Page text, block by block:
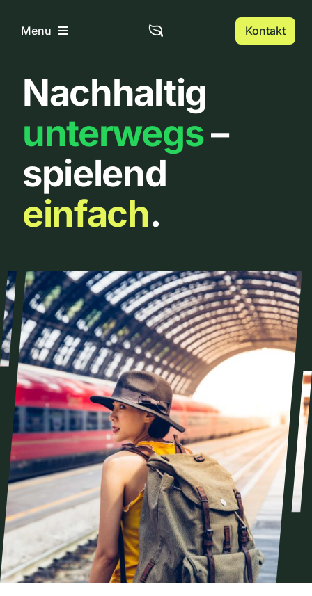
InhaltMenu
Home
Über uns
Urbanlist
Kontakt
Nachhaltig
unterwegs–
spielend
einfach.